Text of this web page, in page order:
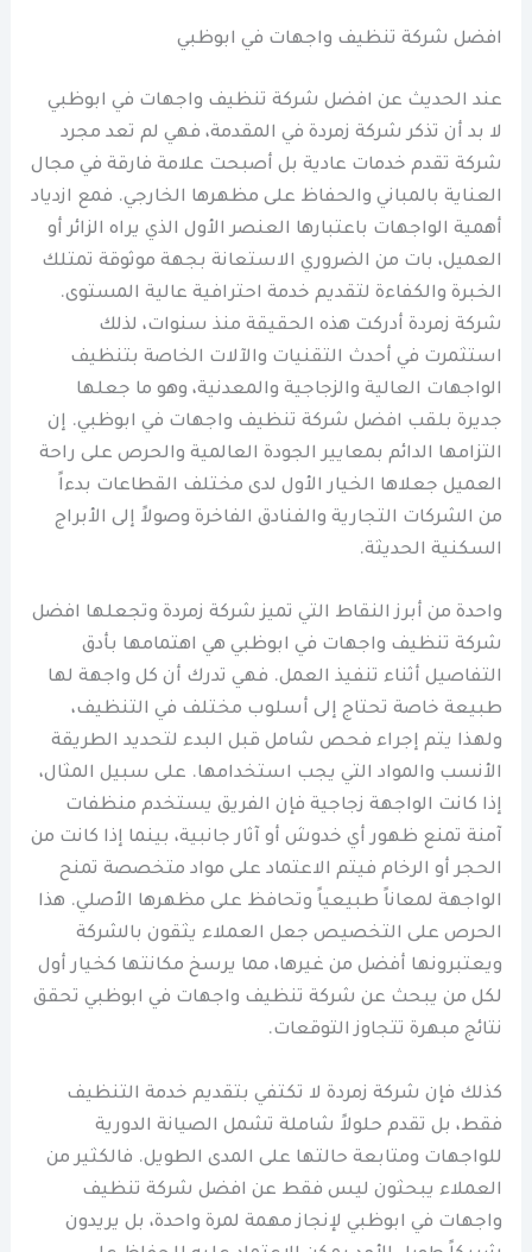
افضل شركة تنظيف واجهات في ابوظبي
عند الحديث عن افضل شركة تنظيف واجهات في ابوظبي
لا بد أن تذكر شركة زمردة في المقدمة، فهي لم تعد مجرد
شركة تقدم خدمات عادية بل أصبحت علامة فارقة في مجال
العناية بالمباني والحفاظ على مظهرها الخارجي. فمع ازدياد
أهمية الواجهات باعتبارها العنصر الأول الذي يراه الزائر أو
العميل، بات من الضروري الاستعانة بجهة موثوقة تمتلك
الخبرة والكفاءة لتقديم خدمة احترافية عالية المستوى.
شركة زمردة أدركت هذه الحقيقة منذ سنوات، لذلك
استثمرت في أحدث التقنيات والآلات الخاصة بتنظيف
الواجهات العالية والزجاجية والمعدنية، وهو ما جعلها
جديرة بلقب افضل شركة تنظيف واجهات في ابوظبي. إن
التزامها الدائم بمعايير الجودة العالمية والحرص على راحة
العميل جعلاها الخيار الأول لدى مختلف القطاعات بدءاً
من الشركات التجارية والفنادق الفاخرة وصولاً إلى الأبراج
السكنية الحديثة.
واحدة من أبرز النقاط التي تميز شركة زمردة وتجعلها افضل
شركة تنظيف واجهات في ابوظبي هي اهتمامها بأدق
التفاصيل أثناء تنفيذ العمل. فهي تدرك أن كل واجهة لها
طبيعة خاصة تحتاج إلى أسلوب مختلف في التنظيف،
ولهذا يتم إجراء فحص شامل قبل البدء لتحديد الطريقة
الأنسب والمواد التي يجب استخدامها. على سبيل المثال،
إذا كانت الواجهة زجاجية فإن الفريق يستخدم منظفات
آمنة تمنع ظهور أي خدوش أو آثار جانبية، بينما إذا كانت من
الحجر أو الرخام فيتم الاعتماد على مواد متخصصة تمنح
الواجهة لمعاناً طبيعياً وتحافظ على مظهرها الأصلي. هذا
الحرص على التخصيص جعل العملاء يثقون بالشركة
ويعتبرونها أفضل من غيرها، مما يرسخ مكانتها كخيار أول
لكل من يبحث عن شركة تنظيف واجهات في ابوظبي تحقق
نتائج مبهرة تتجاوز التوقعات.
كذلك فإن شركة زمردة لا تكتفي بتقديم خدمة التنظيف
فقط، بل تقدم حلولاً شاملة تشمل الصيانة الدورية
للواجهات ومتابعة حالتها على المدى الطويل. فالكثير من
العملاء يبحثون ليس فقط عن افضل شركة تنظيف
واجهات في ابوظبي لإنجاز مهمة لمرة واحدة، بل يريدون